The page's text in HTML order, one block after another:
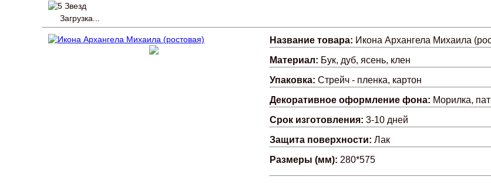
Загрузка...
Название товара: Икона Архангела Михаила
Материал: Бук, дуб, ясень, клен
Упаковка: Стрейч - пленка, картон
Декоративное оформление фона: Морилка,
Срок изготовления: 3-10 дней
Защита поверхности: Лак
Размеры (мм): 280*575